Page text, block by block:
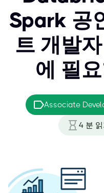
Spark 공
트 개발
에 필
Associate
4 분 읽